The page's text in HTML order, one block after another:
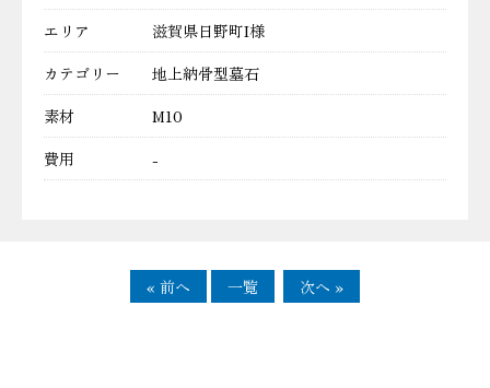
エリア
滋賀県日野町I様
カテゴリー
地上納骨型墓石
素材
M10
費用
-
« 前へ 一覧 次へ »